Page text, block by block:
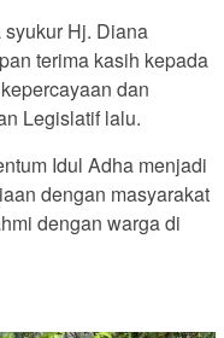
Hj. Diana
terima kasih kepada
dan
Legislatif lalu.
Idul Adha menjadi
dengan masyarakat
dengan warga di